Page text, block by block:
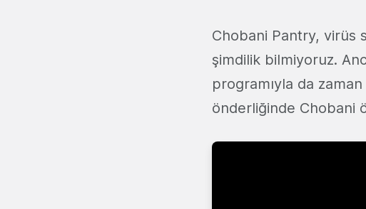
Chobani Pantry, virüs
şimdilik bilmiyoruz.
programıyla da zaman
önderliğinde Chobani